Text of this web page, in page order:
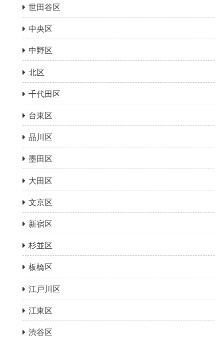
世田谷区
中央区
中野区
北区
千代田区
台東区
品川区
墨田区
大田区
文京区
新宿区
杉並区
板橋区
江戸川区
江東区
渋谷区